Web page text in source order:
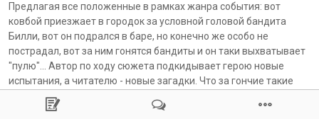
Предлагая все положенные в рамках жанра события: вот
ковбой приезжает в городок за условной головой бандита
Билли, вот он подрался в баре, но конечно же особо не
пострадал, вот за ним гонятся бандиты и он таки выхватывает
"пулю"... Автор по ходу сюжета подкидывает герою новые
испытания, а читателю - новые загадки. Что за гончие такие
царапают ночами железные ворота гаража огромными
когтищами? Кто такой этот Аарон, что появляется и исчезает,